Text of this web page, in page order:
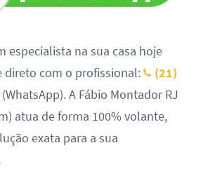
especialista na sua casa hoje
direto com o profissional:
(21)
(WhatsApp). A Fábio Montador RJ
atua de forma 100% volante,
exata para a sua